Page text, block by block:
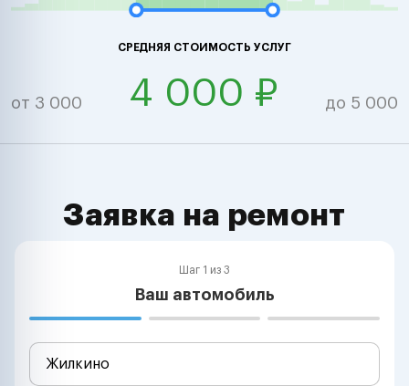
СРЕДНЯЯ СТОИМОСТЬ УСЛУГ
от 3 000 4 000 ₽ до 5 000
Заявка на ремонт
Шаг 1 из 3
Ваш автомобиль